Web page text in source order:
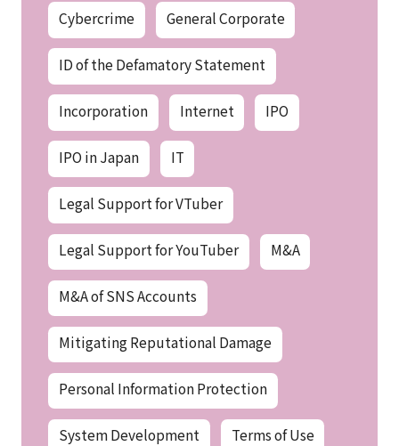
Cybercrime General Corporate
ID of the Defamatory Statement
Incorporation Internet IPO
IPO in Japan IT
Legal Support for VTuber
Legal Support for YouTuber M&A
M&A of SNS Accounts
Mitigating Reputational Damage
Personal Information Protection
System Development Terms of Use